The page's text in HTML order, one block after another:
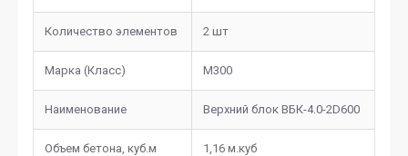
Количество элементов 2 шт
Марка (Класс) М300
Наименование Верхний блок ВБК-4.0-2D600
Объем бетона, куб.м 1,16 м.куб